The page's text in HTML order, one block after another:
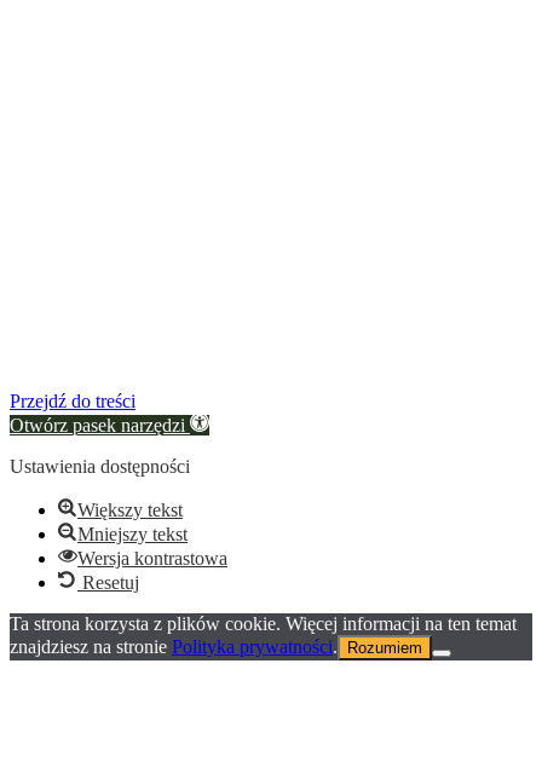
Przejdź do treści
Otwórz pasek narzędzi
Ustawienia dostępności
Większy tekst
Mniejszy tekst
Wersja kontrastowa
Resetuj
Ta strona korzysta z plików cookie. Więcej informacji na ten temat
znajdziesz na stronie Polityka prywatności. Rozumiem